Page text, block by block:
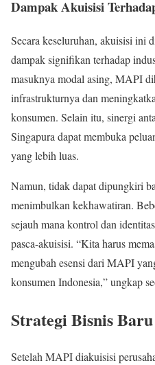
Dampak Akuisisi
Secara keseluruhan, akuisisi ini
dampak signifikan terhadap
masuknya modal asing, MAPI
infrastrukturnya dan
konsumen. Selain itu, sinergi
Singapura dapat membuka
yang lebih luas.
Namun, tidak dapat dipungkiri
menimbulkan kekhawatiran.
sejauh mana kontrol dan
pasca-akuisisi. “Kita harus
mengubah esensi dari MAPI
konsumen Indonesia,” ungkap
Strategi Bisnis
Setelah MAPI diakuisisi